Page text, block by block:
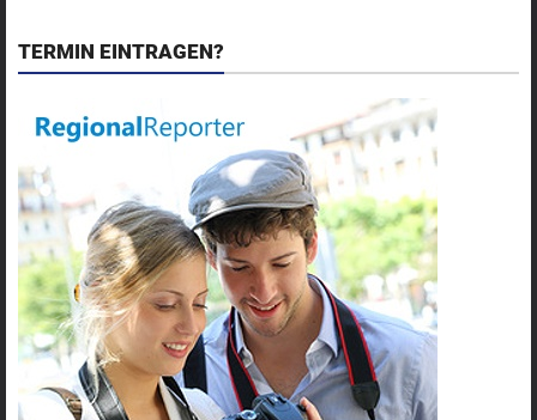
TERMIN EINTRAGEN?